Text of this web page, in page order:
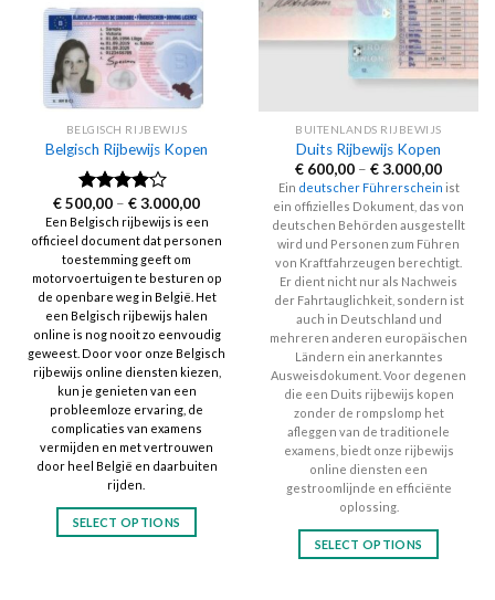
BELGISCH RIJBEWIJS
Belgisch Rijbewijs Kopen
Rated
3.83out
of 5
€500,00 – €3.000,00Price
range:
€ 500,00
through
Een Belgisch rijbewijs is een
officieel document dat personen
toestemming geeft om
motorvoertuigen te besturen op
de openbare weg in België. Het
een Belgisch rijbewijs halen
online is nog nooit zo eenvoudig
geweest. Door voor onze Belgisch
rijbewijs online diensten kiezen,
kun je genieten van een
probleemloze ervaring, de
complicaties van examens
vermijden en met vertrouwen
door heel België en daarbuiten
rijden.
SELECT OPTIONS
BUITENLANDS RIJBEWIJS
Duits Rijbewijs Kopen
€ 600,00 – €3.000,00Price
range:
€
through
€
Ein deutscher Führerschein ist
ein offizielles Dokument, das von
deutschen Behörden ausgestellt
wird und Personen zum Führen
von Kraftfahrzeugen berechtigt.
Er dient nicht nur als Nachweis
der Fahrtauglichkeit, sondern ist
auch in Deutschland und
mehreren anderen europäischen
Ländern ein anerkanntes
Ausweisdokument. Voor degenen
die een Duits rijbewijs kopen
zonder de rompslomp het
afleggen van de traditionele
examens, biedt onze rijbewijs
online diensten een
gestroomlijnde en efficiënte
oplossing.
SELECT OPTIONS